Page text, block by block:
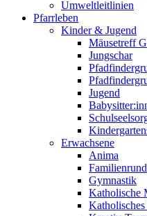
Umweltleitlinien
Pfarrleben
Kinder & Jugend
Mäusetreff
Jungschar
Jugend
Erwachsene
Anima
Gymnastik
Katholische